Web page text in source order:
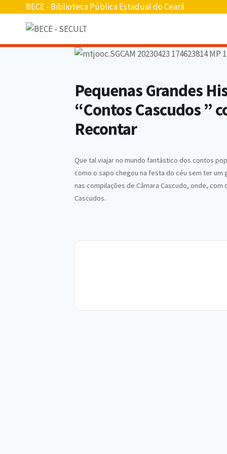
conteúdo
BECE - Biblioteca Pública Estadual do Ceará
Pequenas Grandes
“Contos Cascudos ”
Recontar
Que tal viajar no mundo fantástico dos contos
como o sapo chegou na festa do céu sem ter
nas compilações de Câmara Cascudo, onde,
Cascudos.